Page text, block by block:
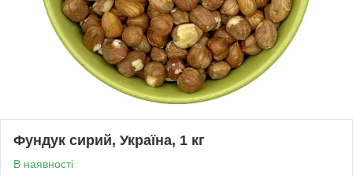
Фундук сирий, Україна, 1 кг
В наявності